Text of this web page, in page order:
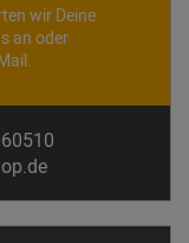
wir Deine
an oder